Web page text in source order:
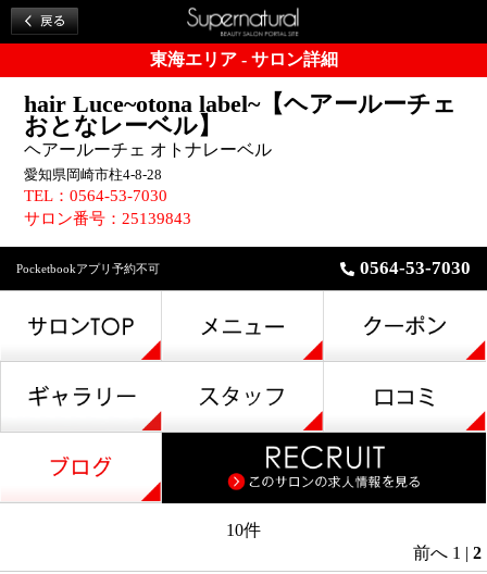
東海エリア - サロン詳細
hair Luce~otona label~【ヘアールーチェ
おとなレーベル】
ヘアールーチェ オトナレーベル
愛知県岡崎市柱4-8-28
TEL：0564-53-7030
サロン番号：25139843
Pocketbookアプリ予約不可 0564-53-7030
10件
前へ 1 | 2